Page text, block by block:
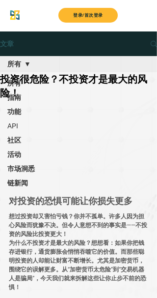
登录/首次登录
文章
所有
指南
功能
API
社区
活动
市场洞悉
链新闻
所有
投资很危险？不投资才是最大的风
险！
对投资的恐惧可能让你损失更多
想过投资却又害怕亏钱？你并不孤单。许多人因为担
心风险而犹豫不决。但令人意想不到的事实是——不投
资的风险比投资更大！
为什么不投资才是最大的风险？想想看：如果你把钱
存进银行， 通货膨胀会悄悄吞噬它的价值。而那些聪
明投资的人却能让财富不断增长。尤其是加密货币 ，
围绕它的误解更多。从“加密货币太危险”到“交易机器
人是骗局”，今天我们就来拆解这些让你止步不前的恐
惧 ！